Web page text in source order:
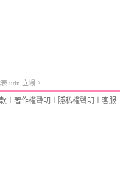
udn 立場。
著作權聲明 隱私權聲明 客服